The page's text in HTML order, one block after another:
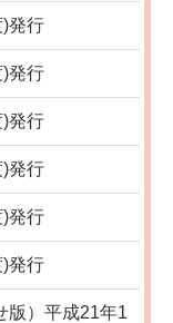
発行
発行
発行
発行
発行
発行
版）平成21年1